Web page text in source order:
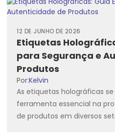
Etiquetas
para Segurança e
Produtos
12 DE JUNHO DE 2026
Por:Kelvin
As etiquetas holográficas
ferramenta essencial na
de produtos em diversos